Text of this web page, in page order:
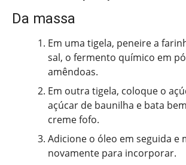
Da massa
Em uma tigela, peneire a
sal, o fermento químico em
amêndoas.
Em outra tigela, coloque o
açúcar de baunilha e bata
creme fofo.
Adicione o óleo em seguida e
novamente para incorporar.